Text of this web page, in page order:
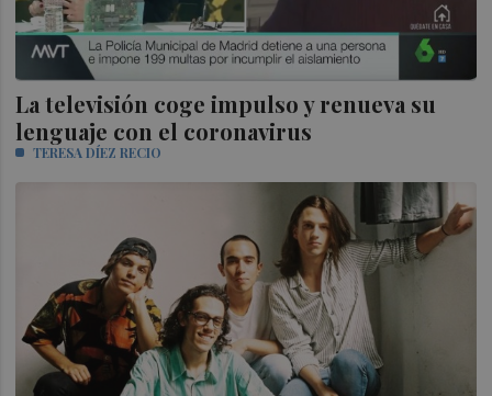
La televisión coge impulso y renueva su
lenguaje con el coronavirus
TERESA DÍEZ RECIO